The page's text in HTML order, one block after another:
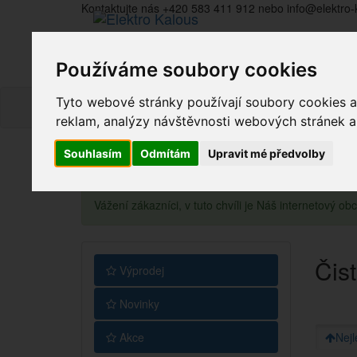
Používáme soubory cookies
Tyto webové stránky používají soubory cookies
reklam, analýzy návštěvnosti webových stránek
Souhlasím Odmítám Upravit mé předvolby
Kontaktujte nás +420 583 411 912 nebo
Vážení zákazníci, v tuto chvíli je Náš internetový
Výprodej
Novinky
Akce